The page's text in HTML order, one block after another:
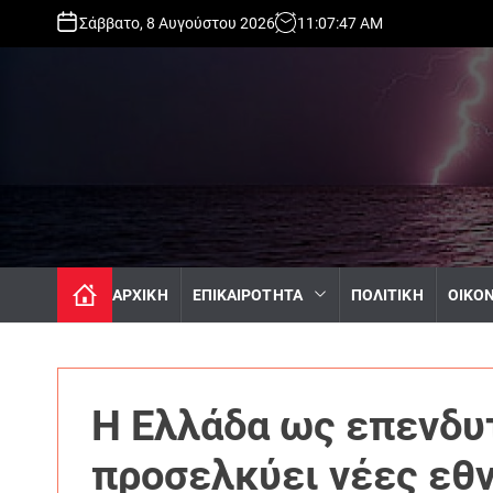
Σάββατο, 8 Αυγούστου 2026 11 :07:48AM
ΑΡΧΙΚΗ ΕΠΙΚΑΙΡΟΤΗΤΑ ΠΟΛΙΤΙΚΗ
Η Ελλάδα ως
προσελκύει νέες